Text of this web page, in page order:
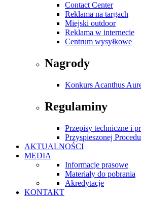
Contact Center
Reklama na targach
Miejski outdoor
Reklama w internecie
Centrum wysyłkowe
Nagrody
Konkurs Acanthus
Regulaminy
Przepisy techniczne i
Przyspieszonej
AKTUALNOŚCI
MEDIA
Informacje prasowe
Materiały do pobrania
Akredytacje
KONTAKT